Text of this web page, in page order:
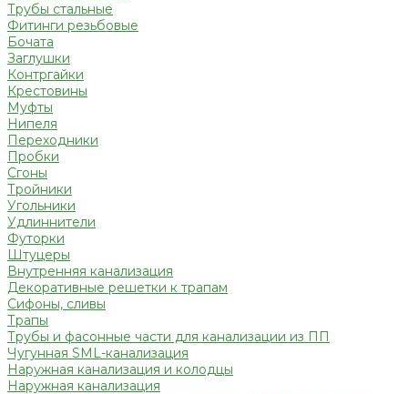
Трубы стальные
Фитинги резьбовые
Бочата
Заглушки
Контргайки
Крестовины
Муфты
Нипеля
Переходники
Пробки
Сгоны
Тройники
Угольники
Удлиннители
Футорки
Штуцеры
Внутренняя канализация
Декоративные решетки к трапам
Сифоны, сливы
Трапы
Трубы и фасонные части для канализации из ПП
Чугунная SML-канализация
Наружная канализация и колодцы
Наружная канализация